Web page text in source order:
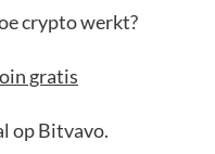
crypto werkt?
gratis
op Bitvavo.